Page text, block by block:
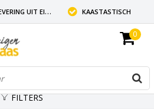
UIT EIGEN VOORRAAD KAASTASTISCH
0
FILTERS